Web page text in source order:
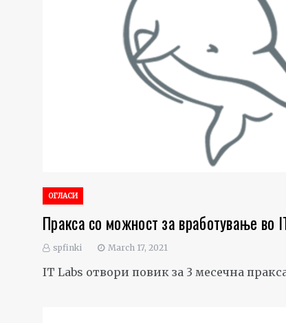
ОГЛАСИ
Пракса со можност за вработување во
spfinki March 17, 2021
IT Labs отвори повик за 3 месечна